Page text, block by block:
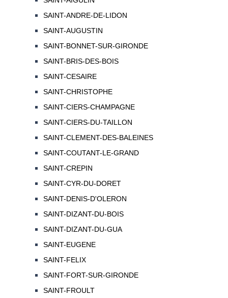
SAINT-ANDRE-DE-LIDON
SAINT-AUGUSTIN
SAINT-BONNET-SUR-GIRONDE
SAINT-BRIS-DES-BOIS
SAINT-CESAIRE
SAINT-CHRISTOPHE
SAINT-CIERS-CHAMPAGNE
SAINT-CIERS-DU-TAILLON
SAINT-CLEMENT-DES-BALEINES
SAINT-COUTANT-LE-GRAND
SAINT-CREPIN
SAINT-CYR-DU-DORET
SAINT-DENIS-D'OLERON
SAINT-DIZANT-DU-BOIS
SAINT-DIZANT-DU-GUA
SAINT-EUGENE
SAINT-FELIX
SAINT-FORT-SUR-GIRONDE
SAINT-FROULT